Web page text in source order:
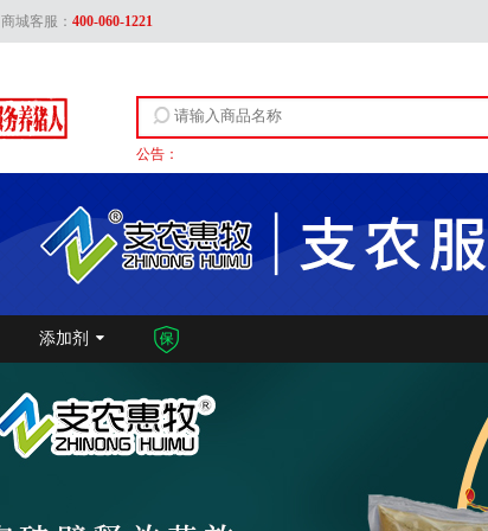
商城客服： 400-060-1221
公告：
添加剂